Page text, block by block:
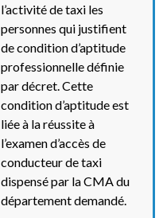
l’activité de taxi les
personnes qui justifient
de condition d’aptitude
professionnelle définie
par décret. Cette
condition d’aptitude est
liée à la réussite à
l’examen d’accès de
conducteur de taxi
dispensé par la CMA du
département demandé.